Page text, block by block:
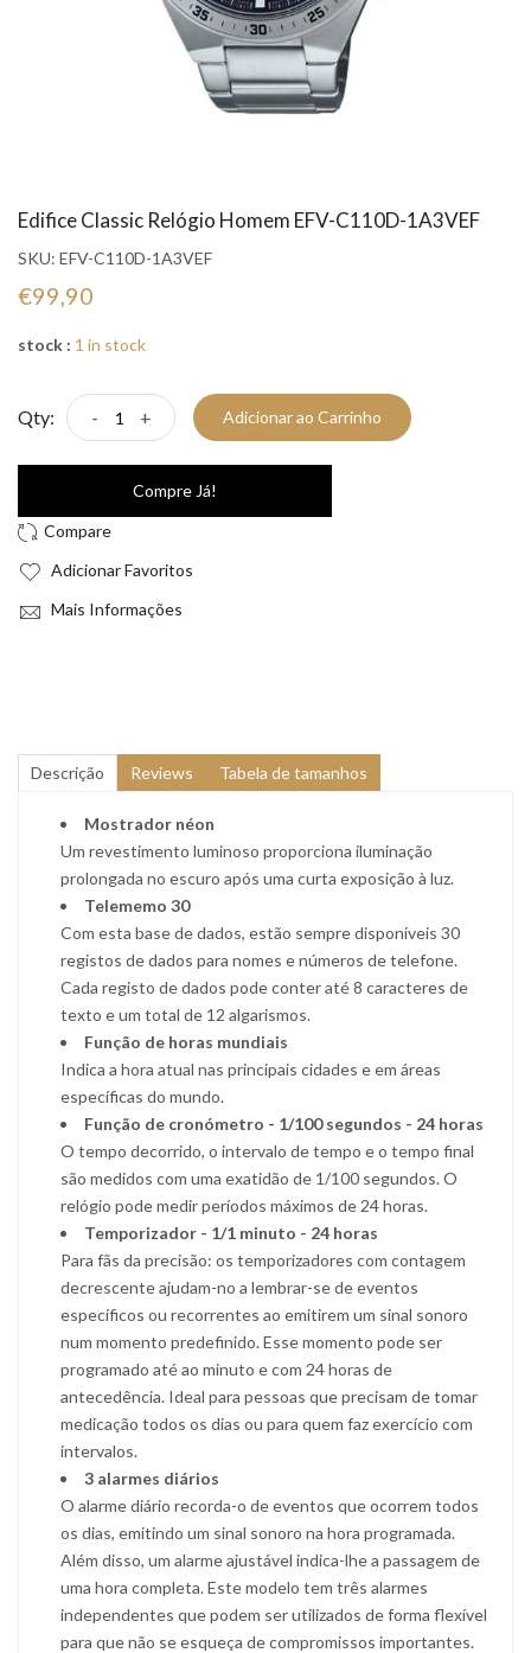
Edifice Classic Relógio Homem EFV-C110D-1A3VEF
SKU: EFV-C110D-1A3VEF
€99,90
stock : 1 in stock
Qty: - + Adicionar ao Carrinho
Compre Já!
Adicionar Favoritos
Mais Informações
Descrição Reviews Tabela de tamanhos
Mostrador néon
Um revestimento luminoso proporciona iluminação
prolongada no escuro após uma curta exposição à luz.
Telememo 30
Com esta base de dados, estão sempre disponíveis 30
registos de dados para nomes e números de telefone.
Cada registo de dados pode conter até 8 caracteres de
texto e um total de 12 algarismos.
Função de horas mundiais
Indica a hora atual nas principais cidades e em áreas
específicas do mundo.
Função de cronómetro - 1/100 segundos - 24 horas
O tempo decorrido, o intervalo de tempo e o tempo final
são medidos com uma exatidão de 1/100 segundos. O
relógio pode medir períodos máximos de 24 horas.
Temporizador - 1/1 minuto - 24 horas
Para fãs da precisão: os temporizadores com contagem
decrescente ajudam-no a lembrar-se de eventos
específicos ou recorrentes ao emitirem um sinal sonoro
num momento predefinido. Esse momento pode ser
programado até ao minuto e com 24 horas de
antecedência. Ideal para pessoas que precisam de tomar
medicação todos os dias ou para quem faz exercício com
intervalos.
3 alarmes diários
O alarme diário recorda-o de eventos que ocorrem todos
os dias, emitindo um sinal sonoro na hora programada.
Além disso, um alarme ajustável indica-lhe a passagem de
uma hora completa. Este modelo tem três alarmes
independentes que podem ser utilizados de forma flexível
para que não se esqueça de compromissos importantes.